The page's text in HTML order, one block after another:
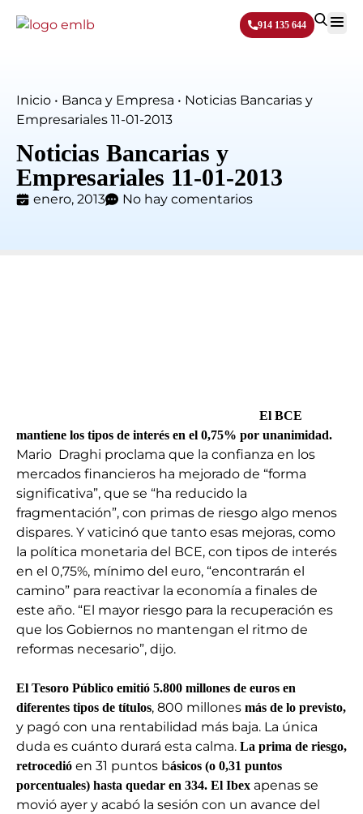
914 135 644
Inicio • Banca y Empresa • Noticias Bancarias y
Empresariales 11-01-2013
Noticias Bancarias y
Empresariales 11-01-2013
enero, 2013 No hay comentarios
El BCE
mantiene los tipos de interés en el 0,75% por unanimidad.
Mario Draghi proclama que la confianza en los
mercados financieros ha mejorado de “forma
significativa”, que se “ha reducido la
fragmentación”, con primas de riesgo algo menos
dispares. Y vaticinó que tanto esas mejoras, como
la política monetaria del BCE, con tipos de interés
en el 0,75%, mínimo del euro, “encontrarán el
camino” para reactivar la economía a finales de
este año. “El mayor riesgo para la recuperación es
que los Gobiernos no mantengan el ritmo de
reformas necesario”, dijo.
El Tesoro Público emitió 5.800 millones de euros en
diferentes tipos de títulos, 800 millones más de lo previsto,
y pagó con una rentabilidad más baja. La única
duda es cuánto durará esta calma. La prima de riesgo,
retrocedió en 31 puntos básicos (o 0,31 puntos
porcentuales) hasta quedar en 334. El Ibex apenas se
movió ayer y acabó la sesión con un avance del